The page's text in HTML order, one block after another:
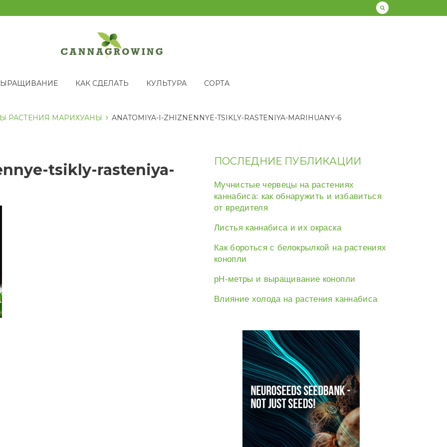
КАК СДЕЛАТЬ КУЛЬТУРА СОРТА
РАСТЕНИЯ МАРИХУАНЫ ANATOMIYA-I-ZHIZNENNYE-TSIKLY-RASTENIYA-MARIHUANY-6
tsikly-rasteniya-
ПОСЛЕДНИЕ ПУБЛИКАЦИИ
Мучнистые червецы на растениях
каннабиса: как обнаружить и избавиться
от вредителя
Листья каннабиса и их окраска
Как бороться с белокрылкой на растениях
конопли
рН-метры и выращивание конопли
Влияние холода на растения каннабиса